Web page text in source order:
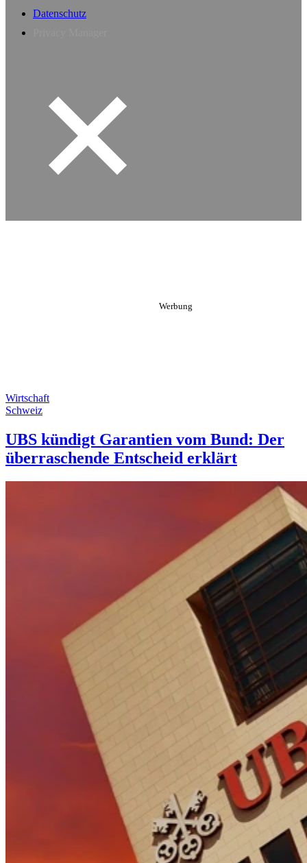
Datenschutz
Wirtschaft
Schweiz
UBS kündigt Garantien vom Bund: Der
überraschende Entscheid erklärt